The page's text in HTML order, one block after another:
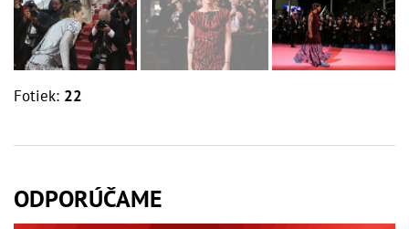
Fotiek: 22
ODPORÚČAME